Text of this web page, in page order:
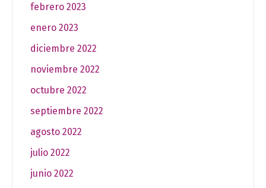
febrero 2023
enero 2023
diciembre 2022
noviembre 2022
octubre 2022
septiembre 2022
agosto 2022
julio 2022
junio 2022